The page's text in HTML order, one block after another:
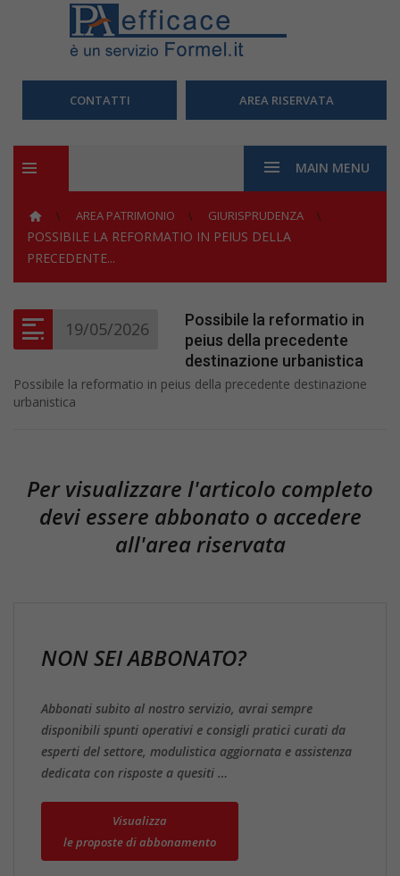
CONTATTI AREA RISERVATA
MAIN MENU
AREA PATRIMONIO GIURISPRUDENZA
POSSIBILE LA REFORMATIO IN PEIUS DELLA
PRECEDENTE...
19/05/2026
Possibile la reformatio in
peius della precedente
destinazione urbanistica
Possibile la reformatio in peius della precedente destinazione
urbanistica
Per visualizzare l'articolo completo
devi essere abbonato o accedere
all'area riservata
NON SEI ABBONATO?
Abbonati subito al nostro servizio, avrai sempre
disponibili spunti operativi e consigli pratici curati da
esperti del settore, modulistica aggiornata e assistenza
dedicata con risposte a quesiti …
Visualizza
le proposte di abbonamento